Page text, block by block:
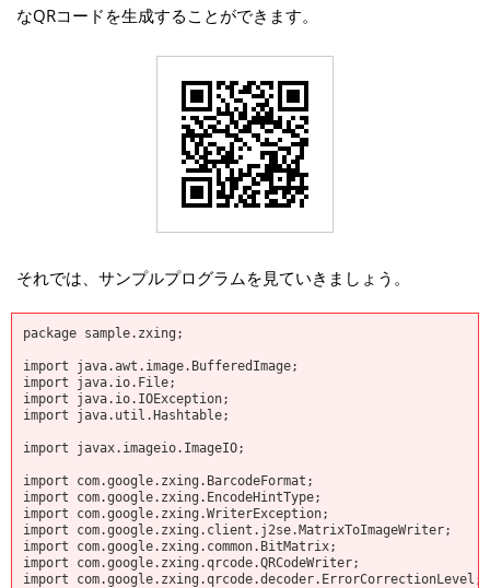
なQRコードを生成することができます。
それでは、サンプルプログラムを見ていきましょう。
package sample.zxing;
import java.awt.image.BufferedImage;
import java.io.File;
import java.io.IOException;
import java.util.Hashtable;
import javax.imageio.ImageIO;
import com.google.zxing.BarcodeFormat;
import com.google.zxing.EncodeHintType;
import com.google.zxing.WriterException;
import com.google.zxing.client.j2se.MatrixToImageWriter;
import com.google.zxing.common.BitMatrix;
import com.google.zxing.qrcode.QRCodeWriter;
import com.google.zxing.qrcode.decoder.ErrorCorrectionLevel;